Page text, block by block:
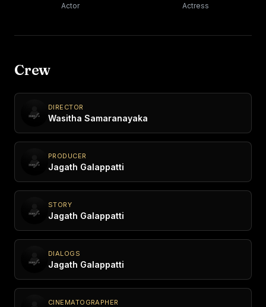
Actor Actress
Crew
DIRECTOR
Wasitha Samaranayaka
PRODUCER
Jagath Galappatti
STORY
Jagath Galappatti
DIALOGS
Jagath Galappatti
CINEMATOGRAPHER